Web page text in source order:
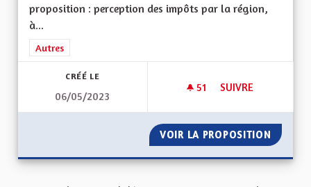
proposition : perception des impôts par la région,
à...
Filtrer les résultats de la catégorie : Autres
Autres
CRÉÉ LE
06/05/2023
51 51 ABONNÉS
SUIVRE
VOIR LA PROPOSITION